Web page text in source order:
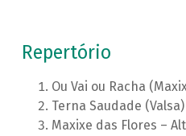
Repertório
Ou Vai ou Racha
Terna Saudade
Maxixe das Flores –